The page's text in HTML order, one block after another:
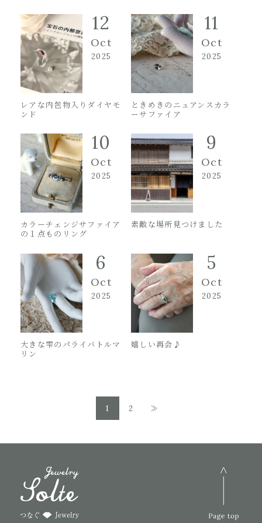
12
Oct
2025
レアな内包物入りダイヤモ
ンド
11
Oct
2025
ときめきのニュアンスカラ
ーサファイア
10
Oct
2025
カラーチェンジサファイア
の１点ものリング
9
Oct
2025
素敵な場所見つけました
6
Oct
2025
大きな雫のパライバトルマ
リン
5
Oct
2025
嬉しい再会♪
1 2 ≫